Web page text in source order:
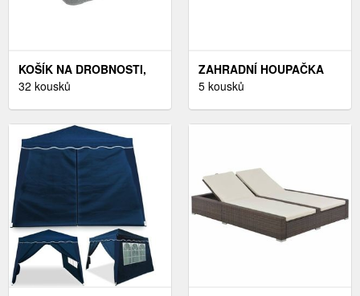
KOŠÍK NA DROBNOSTI,
PLAST - ŠEDÁ
32 kousků
ZAHRADNÍ HOUPAČKA
CELEBES ŠEDÁ,
5 kousků